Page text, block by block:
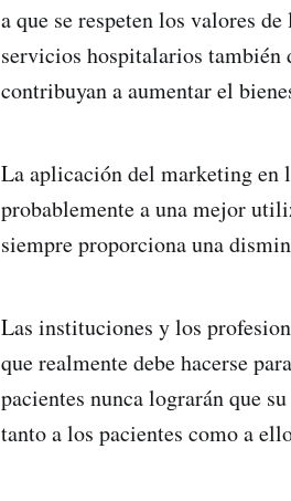
a que se respeten los valores
servicios hospitalarios también
contribuyan a aumentar el
La aplicación del marketing en
probablemente a una mejor
siempre proporciona una
Las instituciones y los
que realmente debe hacerse
pacientes nunca lograrán que
tanto a los pacientes como a